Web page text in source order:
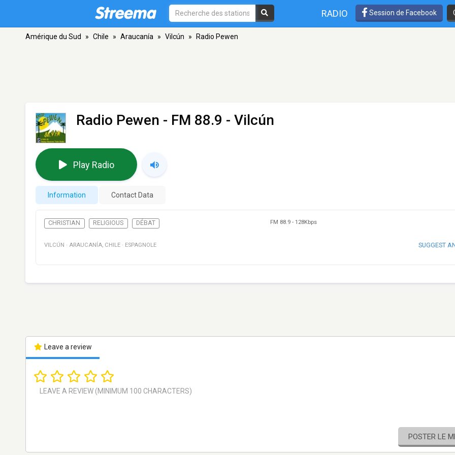
RADIO Session de Facebook
Amérique du Sud » Chile » Araucanía » Vilcún » Radio Pewen
Radio Pewen - FM 88.9 - Vilcún
Play Radio
Information Contact Data
CHRISTIAN RELIGIOUS DÉBAT FM 88.9 - 128Kbps
VILCÚN · ARAUCANÍA, CHILE · ESPAGNOLE SUGGEST
Leave a review
POSTER LE